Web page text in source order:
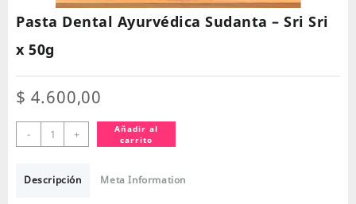
Pasta Dental Ayurvédica Sudanta – Sri Sri
x 50g
$ 4.600,00
-
Pasta
Dental
Sudanta
+
Añadir al
carrito
Descripción Meta Information